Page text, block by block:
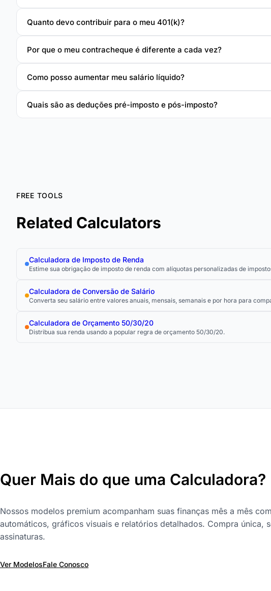
Quanto devo contribuir para o meu 401(k)?
Por que o meu contracheque é diferente a cada vez?
Como posso aumentar meu salário líquido?
Quais são as deduções pré-imposto e pós-imposto?
FREE TOOLS
Related Calculators
Calculadora de Imposto de Renda
Estime sua obrigação de imposto de renda com alíquotas personalizadas de
Calculadora de Conversão de Salário
Converta seu salário entre valores anuais, mensais, semanais e por hora para
Calculadora de Orçamento 50/30/20
Distribua sua renda usando a popular regra de orçamento 50/30/20.
Quer Mais do que uma Calculadora?
Nossos modelos premium acompanham suas finanças mês a mês
automáticos, gráficos visuais e relatórios detalhados. Compra única,
assinaturas.
Ver ModelosFale Conosco